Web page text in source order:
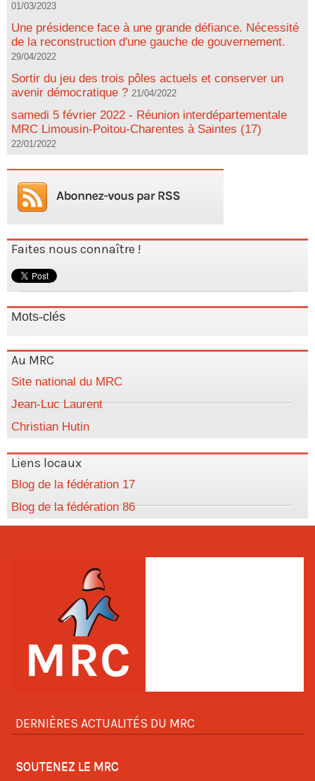
01/03/2023
Une présidence face à une grande défiance. Nécessité
de la reconstruction d'une gauche de gouvernement.
29/04/2022
Sortir du jeu des trois pôles actuels et conserver un
avenir démocratique ? 21/04/2022
samedi 5 février 2022 - Réunion interdépartementale
MRC Limousin-Poitou-Charentes à Saintes (17)
22/01/2022
Faites nous connaître !
Mots-clés
Au MRC
Site national du MRC
Jean-Luc Laurent
Christian Hutin
Liens locaux
Blog de la fédération 17
Blog de la fédération 86
DERNIÈRES ACTUALITÉS DU MRC
SOUTENEZ LE MRC